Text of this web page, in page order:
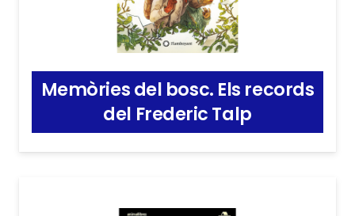
Memòries del bosc. Els records
del Frederic Talp